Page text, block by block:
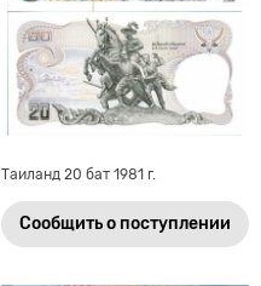
Таиланд 20 бат 1981 г.
Сообщить о поступлении